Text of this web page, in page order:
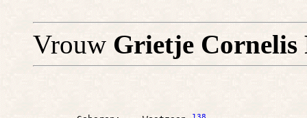
Vrouw Grietje Cornelis